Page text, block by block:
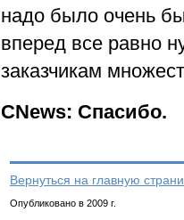
надо было очень
вперед все равно
заказчикам
CNews: Спасибо.
Вернуться на главную
Опубликовано в 2009 г.